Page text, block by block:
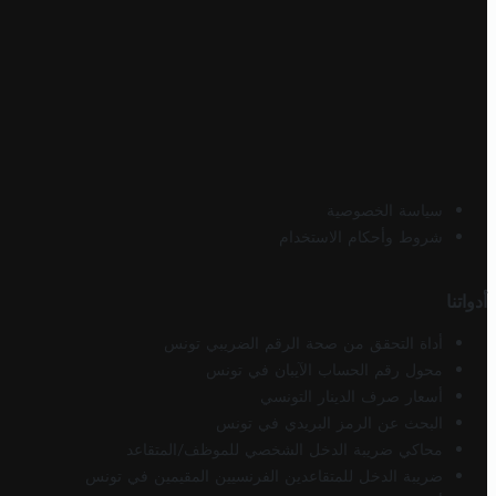
سياسة الخصوصية
شروط وأحكام الاستخدام
أدواتنا
أداة التحقق من صحة الرقم الضريبي تونس
محول رقم الحساب الآيبان في تونس
أسعار صرف الدينار التونسي
البحث عن الرمز البريدي في تونس
محاكي ضريبة الدخل الشخصي للموظف/المتقاعد
ضريبة الدخل للمتقاعدين الفرنسيين المقيمين في تونس